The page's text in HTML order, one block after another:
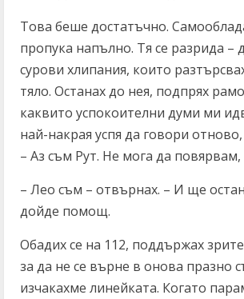
Това беше достатъчно.
пропука напълно. Тя се разрида –
сурови хлипания, които
тяло. Останах до нея, подпрях
каквито успокоителни думи ми
най-накрая успя да говори
– Аз съм Рут. Не мога да повярвам,
– Лео съм – отвърнах. – И ще
дойде помощ.
Обадих се на 112, поддържах
за да не се върне в онова празно
изчакахме линейката. Когато